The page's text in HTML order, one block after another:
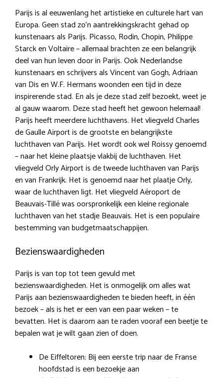
Parijs is al eeuwenlang het artistieke en culturele hart van
Europa. Geen stad zo’n aantrekkingskracht gehad op
kunstenaars als Parijs. Picasso, Rodin, Chopin, Philippe
Starck en Voltaire – allemaal brachten ze een belangrijk
deel van hun leven door in Parijs. Ook Nederlandse
kunstenaars en schrijvers als Vincent van Gogh, Adriaan
van Dis en W.F. Hermans woonden een tijd in deze
inspirerende stad. En als je deze stad zelf bezoekt, weet je
al gauw waarom. Deze stad heeft het gewoon helemaal!
Parijs heeft meerdere luchthavens. Het vliegveld Charles
de Gaulle Airport is de grootste en belangrijkste
luchthaven van Parijs. Het wordt ook wel Roissy genoemd
– naar het kleine plaatsje vlakbij de luchthaven. Het
vliegveld Orly Airport is de tweede luchthaven van Parijs
en van Frankrijk. Het is genoemd naar het plaatje Orly,
waar de luchthaven ligt. Het vliegveld Aéroport de
Beauvais-Tillé was oorspronkelijk een kleine regionale
luchthaven van het stadje Beauvais. Het is een populaire
bestemming van budgetmaatschappijen.
Bezienswaardigheden
Parijs is van top tot teen gevuld met
bezienswaardigheden. Het is onmogelijk om alles wat
Parijs aan bezienswaardigheden te bieden heeft, in één
bezoek – als is het er een van een paar weken – te
bevatten. Het is daarom aan te raden vooraf een beetje te
bepalen wat je wilt gaan zien of doen.
De Eiffeltoren: Bij een eerste trip naar de Franse
hoofdstad is een bezoekje aan